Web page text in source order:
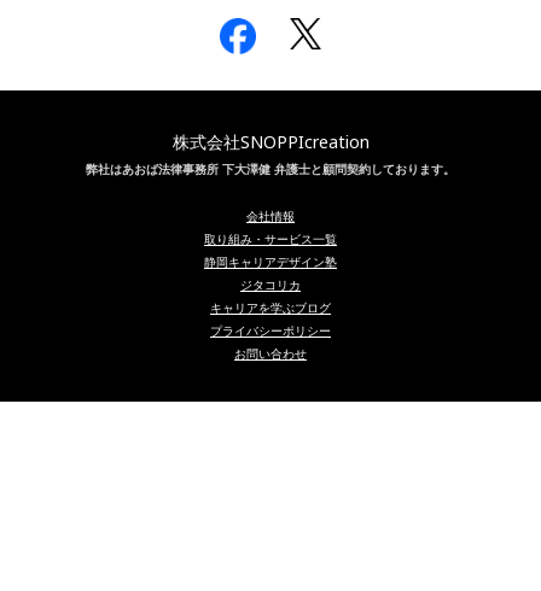
株式会社SNOPPIcreation
弊社はあおば法律事務所 下大澤健 弁護士と顧問契約しております。
会社情報
取り組み・サービス一覧
静岡キャリアデザイン塾
ジタコリカ
キャリアを学ぶブログ
プライバシーポリシー
お問い合わせ